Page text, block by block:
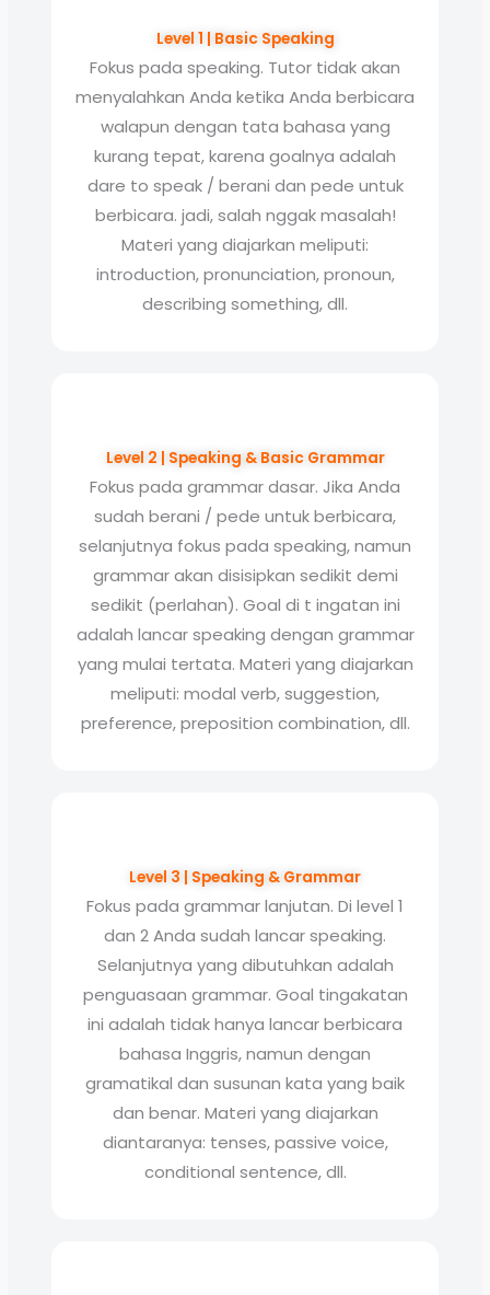
Level 1 | Basic Speaking
Fokus pada speaking. Tutor tidak akan
menyalahkan Anda ketika Anda berbicara
walapun dengan tata bahasa yang
kurang tepat, karena goalnya adalah
dare to speak / berani dan pede untuk
berbicara. jadi, salah nggak masalah!
Materi yang diajarkan meliputi:
introduction, pronunciation, pronoun,
describing something, dll.
Level 2 | Speaking & Basic Grammar
Fokus pada grammar dasar. Jika Anda
sudah berani / pede untuk berbicara,
selanjutnya fokus pada speaking, namun
grammar akan disisipkan sedikit demi
sedikit (perlahan). Goal di t ingatan ini
adalah lancar speaking dengan grammar
yang mulai tertata. Materi yang diajarkan
meliputi: modal verb, suggestion,
preference, preposition combination, dll.
Level 3 | Speaking & Grammar
Fokus pada grammar lanjutan. Di level 1
dan 2 Anda sudah lancar speaking.
Selanjutnya yang dibutuhkan adalah
penguasaan grammar. Goal tingakatan
ini adalah tidak hanya lancar berbicara
bahasa Inggris, namun dengan
gramatikal dan susunan kata yang baik
dan benar. Materi yang diajarkan
diantaranya: tenses, passive voice,
conditional sentence, dll.